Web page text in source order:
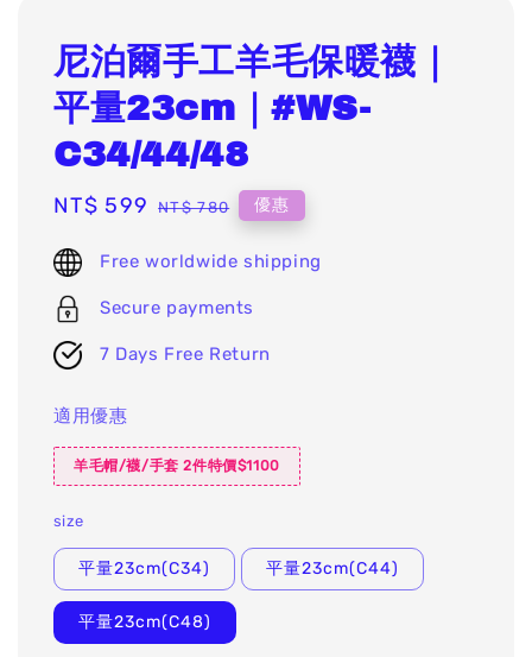
尼泊爾手工羊毛保暖襪｜
平量23cm｜#WS-
C34/44/48
Sale
NT$ 599 Regular
NT$ 780 優惠
Free worldwide shipping
Secure payments
7 Days Free Return
適用優惠
羊毛帽/襪/手套 2件特價$1100
size
平量23cm(C34) 平量23cm(C44)
平量23cm(C48)